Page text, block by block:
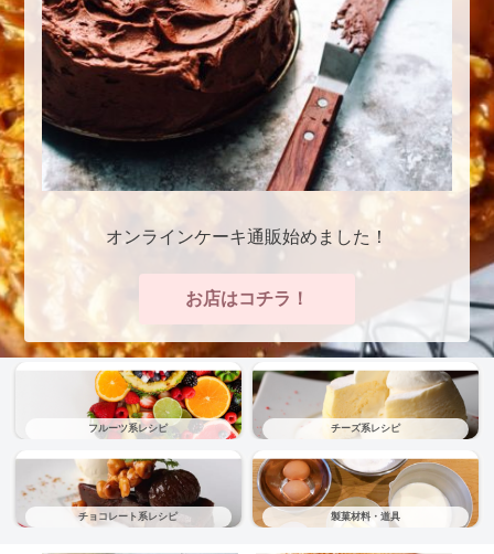
オンラインケーキ通販始めました！
お店はコチラ！
フルーツ系レシピ チーズ系レシピ
チョコレート系レシピ 製菓材料・道具